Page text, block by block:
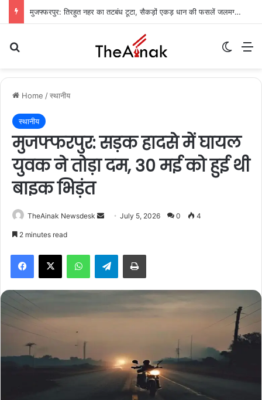
मुजफ्फरपुर: तिरहुत नहर का तटबंध टूटा, सैकड़ों एकड़ धान की फसलें जलमग्न; किसानों में चिंता
Home /स्थानीय
स्थानीय
मुजफ्फरपुर: सड़क हादसे में घायल
युवक ने तोड़ा दम, 30 मई को हुई थी
बाइक भिड़ंत
TheAinak Newsdesk
a
m
July 5, 2026 0 4
2 minutes read
Telegram